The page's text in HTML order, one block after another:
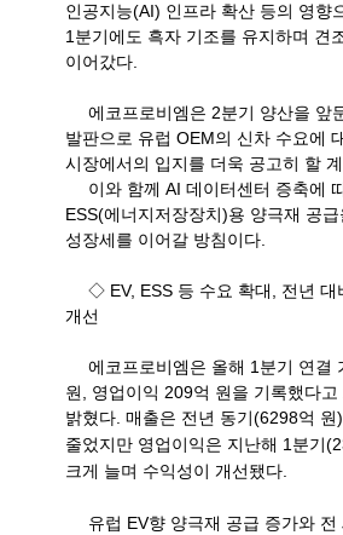
인공지능(AI) 인프라 확산 등의 영향
1 분기에도 흑자 기조를 유지하며 견
이어갔다
에코프로비엠은 2분기 양산을 앞
발판으로 유럽 OEM의 신차 수요에
시장에서의 입지를 더욱 공고히 할
이와 함께 AI 데이터센터 증축에
ESS(에너지저장장치)용 양극재 공
성장세를 이어갈 방침이다
◇ EV, ESS 등 수요 확대
전년 대
개선
에코프로비엠은 올해 1 분기 연결
원
영업이익 209억 원을 기록했다고
밝혔다 매출은 전년 동기(6298억 원)
줄었지만 영업이익은 지난해 1 분기
크게 늘며 수익성이 개선됐다
유럽 EV향 양극재 공급 증가와 전